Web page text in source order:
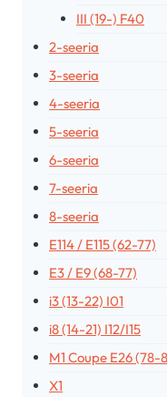
III (19-) F40
2-seeria
3-seeria
4-seeria
5-seeria
6-seeria
7-seeria
8-seeria
E114 / E115 (62-77)
E3 / E9 (68-77)
i3 (13-22) I01
i8 (14-21) I12/I15
M1 Coupe E26 (78-
X1